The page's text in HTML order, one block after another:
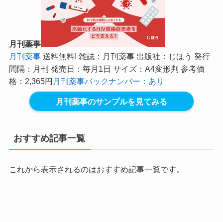
月刊薬事
月刊薬事送料無料! 雑誌：月刊薬事 出版社：じほう 発行
間隔：月刊 発売日：毎月1日 サイズ：A4変形判 参考価
格：2,365円 月刊薬事バックナンバー：あり
月刊薬事のサンプルを見てみる
おすすめ記事一覧
これから表示されるのはおすすめ記事一覧です。